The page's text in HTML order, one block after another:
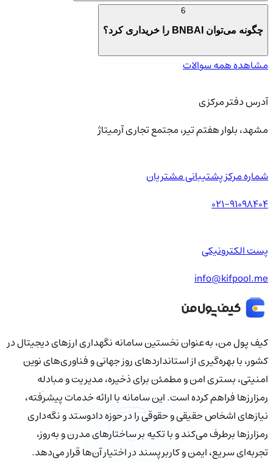
چگونه می‌توان BNBAI را خریداری کرد؟
مشاهده همه سوالات
آدرس دفتر مرکزی
مشهد، بلوار هفتم تیر، مجتمع تجاری آرمیتاژ
شماره مرکز پشتیبانی مشتریان
021-91098404
پست الکترونیکی
info@kifpool.me
کیف‌ پول من، به‌عنوان نخستین سامانه نگهداری ارزهای دیجیتال در
کشور، با بهره‌گیری از استانداردهای روز جهانی و فناوری‌های نوین
امنیتی، بستری امن و مطمئن برای ذخیره، مدیریت و مبادله
رمزارزها فراهم کرده است. این سامانه با ارائه خدمات پیشرفته،
نیازهای اشخاص حقیقی و حقوقی را در حوزه دادوستد و نگه‌داری
رمزارزها برطرف می‌کند و با تکیه بر ساختارهای مدرن و به‌روز،
تجربه‌ای سریع، ایمن و کاربرپسند در اختیار آن‌ها قرار می‌دهد.